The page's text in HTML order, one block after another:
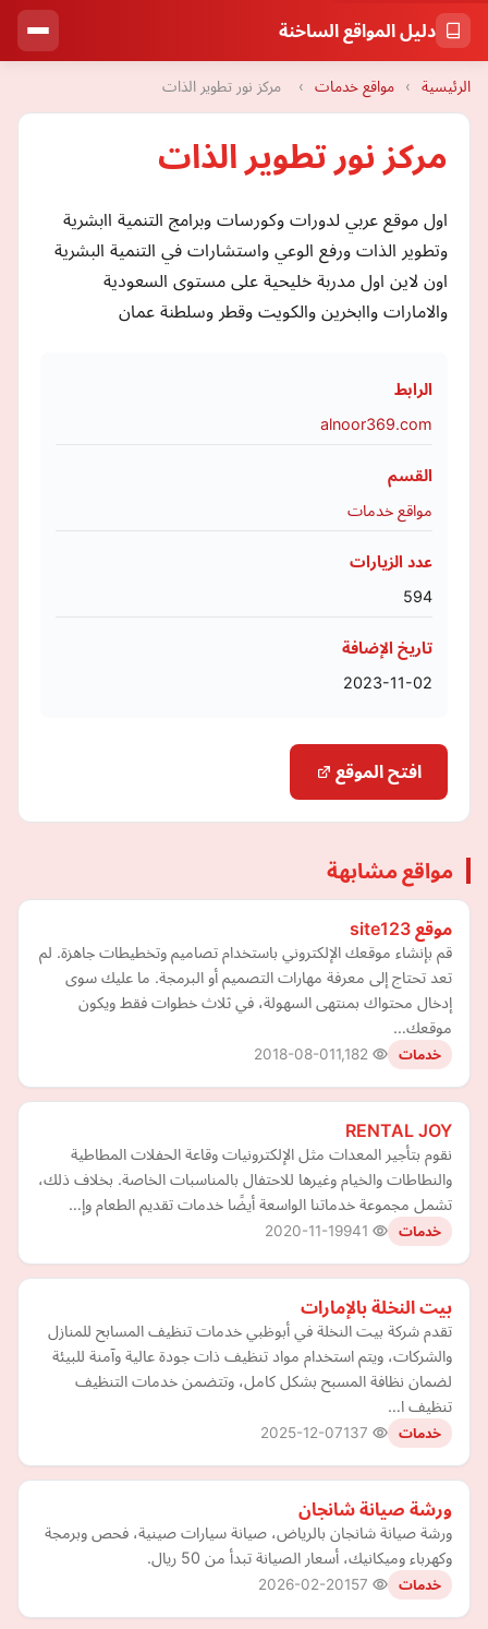
دليل المواقع الساخنة
الرئيسية › مواقع خدمات › مركز نور تطوير الذات
مركز نور تطوير الذات
اول موقع عربي لدورات وكورسات وبرامج التنمية اابشرية
وتطوير الذات ورفع الوعي واستشارات في التنمية البشرية
اون لاين اول مدربة خليحية على مستوى السعودية
والامارات واابخرين والكويت وقطر وسلطنة عمان
الرابط
alnoor369.com
القسم
مواقع خدمات
عدد الزيارات
594
تاريخ الإضافة
2023-11-02
افتح الموقع
مواقع مشابهة
موقع site123
قم بإنشاء موقعك الإلكتروني باستخدام تصاميم وتخطيطات جاهزة. لم
تعد تحتاج إلى معرفة مهارات التصميم أو البرمجة. ما عليك سوى
إدخال محتواك بمنتهى السهولة، في ثلاث خطوات فقط ويكون
موقعك…
خدمات 2018-08-01
RENTAL JOY
نقوم بتأجير المعدات مثل الإلكترونيات وقاعة الحفلات المطاطية
والنطاطات والخيام وغيرها للاحتفال بالمناسبات الخاصة. بخلاف ذلك،
تشمل مجموعة خدماتنا الواسعة أيضًا خدمات تقديم الطعام وإ…
خدمات 2020-11-19
بيت النخلة بالإمارات
تقدم شركة بيت النخلة في أبوظبي خدمات تنظيف المسابح للمنازل
والشركات، ويتم استخدام مواد تنظيف ذات جودة عالية وآمنة للبيئة
لضمان نظافة المسبح بشكل كامل، وتتضمن خدمات التنظيف
تنظيف ا…
خدمات 2025-12-07
ورشة صيانة شانجان
ورشة صيانة شانجان بالرياض، صيانة سيارات صينية، فحص وبرمجة
وكهرباء وميكانيك، أسعار الصيانة تبدأ من 50 ريال.
خدمات 2026-02-20